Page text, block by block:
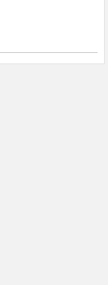
wirst